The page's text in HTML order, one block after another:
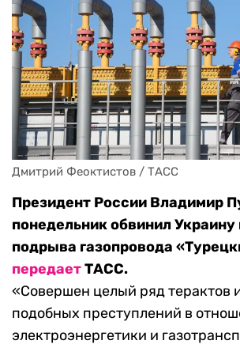
Дмитрий Феоктистов / ТАСС
Президент России Владимир
понедельник обвинил
подрыва газопровода
передаетТАСС.
«Совершен целый ряд терактов
подобных преступлений в
электроэнергетики и